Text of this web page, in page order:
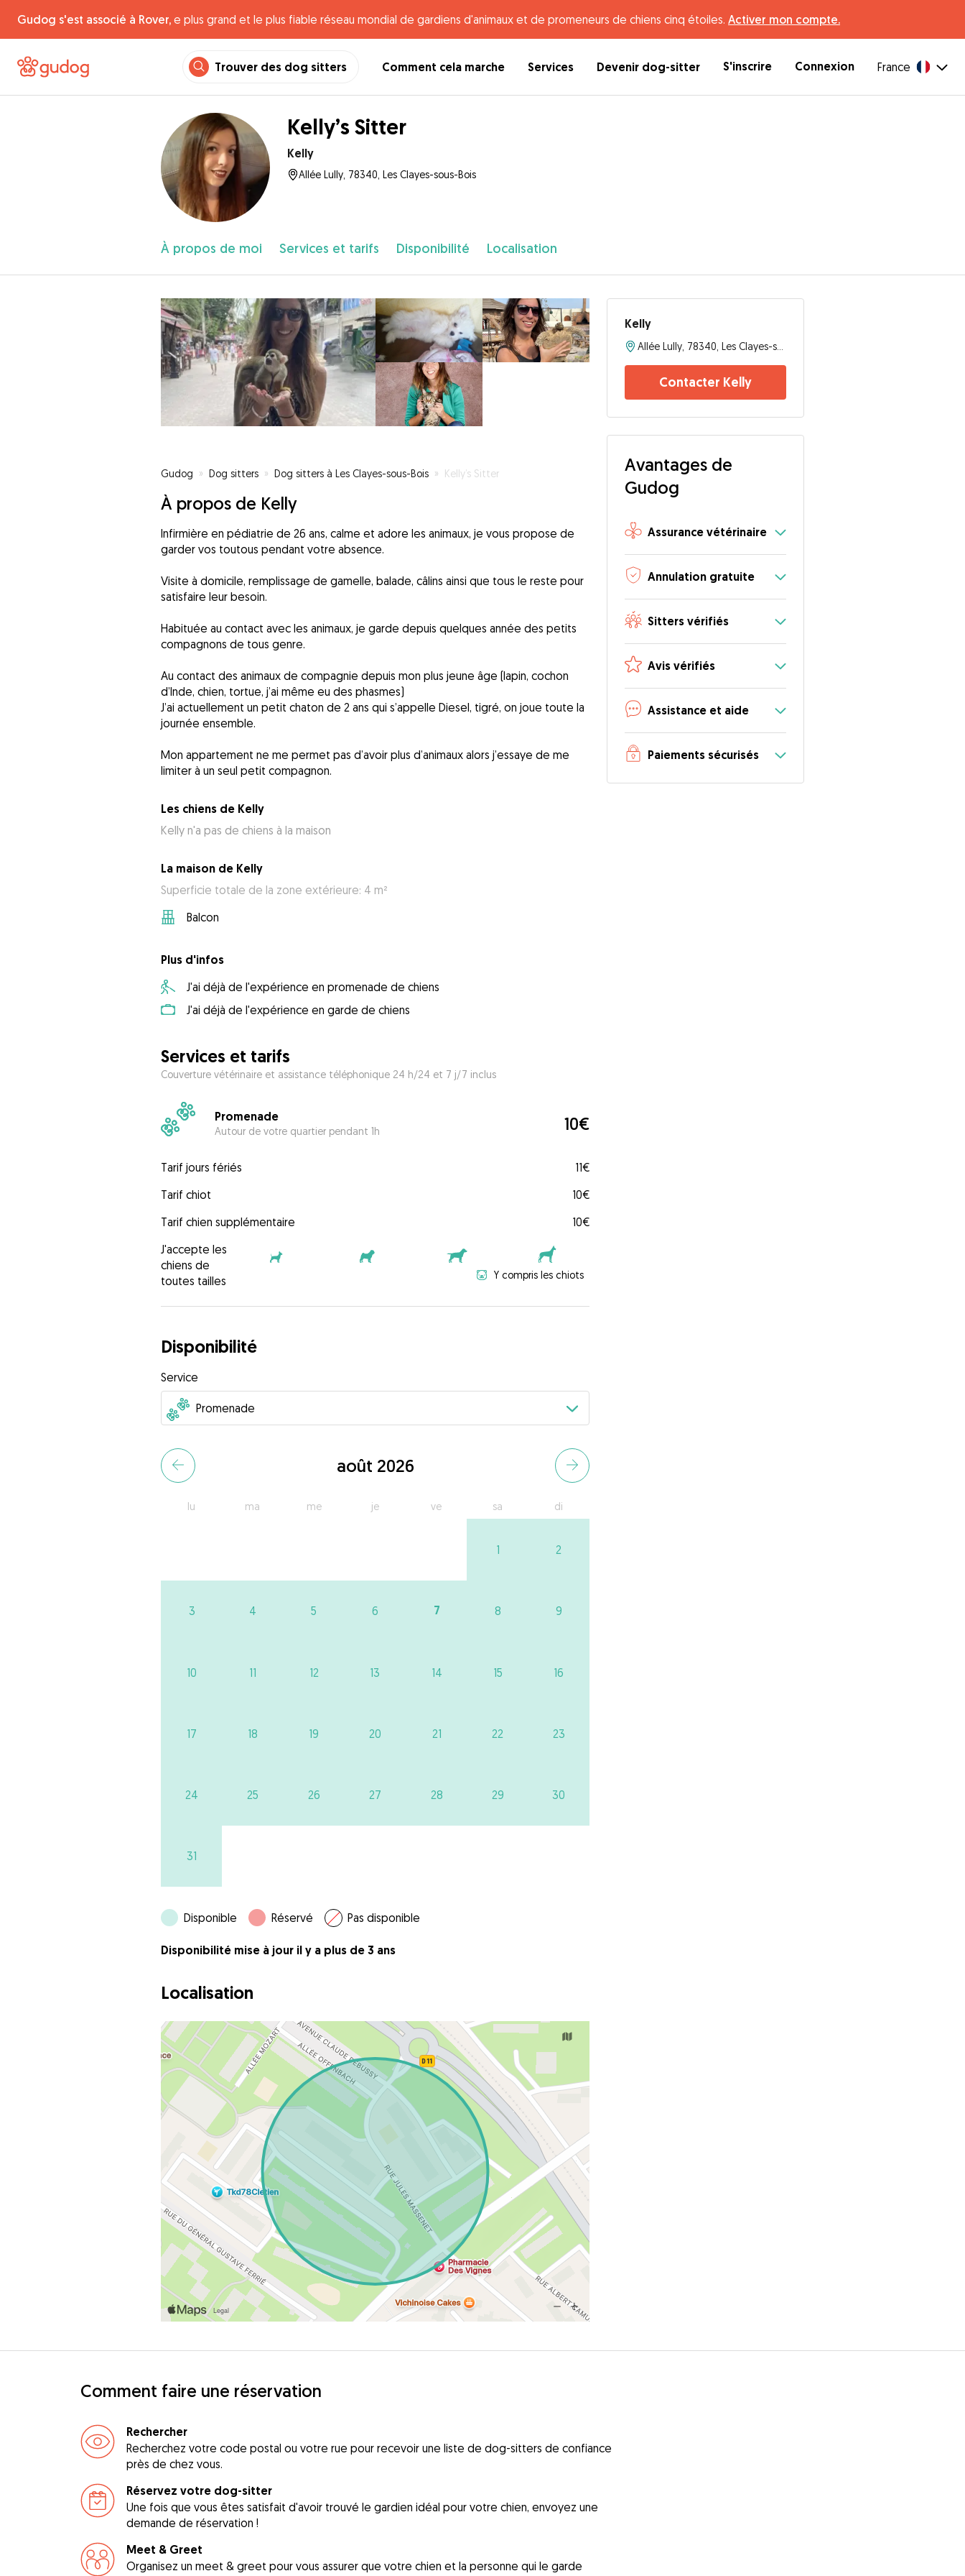
Gudog s'est associé à Rover, e plus grand et le plus fiable réseau mondial de gardiens d'animaux et de promeneurs de chiens cinq étoiles. Activer mon compte.
Trouver des dog sitters Comment cela marche Services Devenir dog-sitter S'inscrire Connexion France
Kelly’s Sitter
Kelly
Allée Lully, 78340, Les Clayes-sous-Bois
À propos de moi Services et tarifs Disponibilité Localisation
Gudog » Dog sitters » Dog sitters à Les Clayes-sous-Bois » Kelly’s Sitter
À propos de Kelly
Infirmière en pédiatrie de 26 ans, calme et adore les animaux, je vous propose de
garder vos toutous pendant votre absence.
Visite à domicile, remplissage de gamelle, balade, câlins ainsi que tous le reste pour
satisfaire leur besoin.
Habituée au contact avec les animaux, je garde depuis quelques année des petits
compagnons de tous genre.
Au contact des animaux de compagnie depuis mon plus jeune âge (lapin, cochon
d’Inde, chien, tortue, j’ai même eu des phasmes)
J’ai actuellement un petit chaton de 2 ans qui s’appelle Diesel, tigré, on joue toute la
journée ensemble.
Mon appartement ne me permet pas d’avoir plus d’animaux alors j’essaye de me
limiter à un seul petit compagnon.
Les chiens de Kelly
Kelly n'a pas de chiens à la maison
La maison de Kelly
Superficie totale de la zone extérieure: 4 m²
Balcon
Plus d'infos
J'ai déjà de l'expérience en promenade de chiens
J'ai déjà de l'expérience en garde de chiens
Services et tarifs
Couverture vétérinaire et assistance téléphonique 24 h/24 et 7 j/7 inclus
Promenade
Autour de votre quartier pendant 1h 10€
Tarif jours fériés
11€
Tarif chiot
10€
Tarif chien supplémentaire
10€
J'accepte les
chiens de
toutes tailles
Y compris les chiots
Disponibilité
Service
août 2026
lu ma me je ve sa di
1 2
3 4 5 6 7 8 9
10 11 12 13 14 15 16
17 18 19 20 21 22 23
24 25 26 27 28 29 30
31
Disponible Réservé Pas disponible
Disponibilité mise à jour il y a plus de 3 ans
Localisation
Kelly
Contacter Kelly
Avantages de
Gudog
Assurance vétérinaire
Annulation gratuite
Sitters vérifiés
Avis vérifiés
Assistance et aide
Paiements sécurisés
Comment faire une réservation
Rechercher
Recherchez votre code postal ou votre rue pour recevoir une liste de dog-sitters de confiance
près de chez vous.
Réservez votre dog-sitter
Une fois que vous êtes satisfait d'avoir trouvé le gardien idéal pour votre chien, envoyez une
demande de réservation !
Meet & Greet
Organisez un meet & greet pour vous assurer que votre chien et la personne qui le garde